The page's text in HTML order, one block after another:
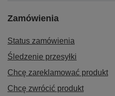
Zamówienia
Status zamówienia
Śledzenie przesyłki
Chcę zareklamować produkt
Chcę zwrócić produkt